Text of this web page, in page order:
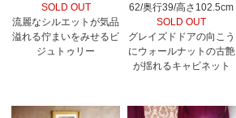
SOLD OUT
流麗なシルエットが気品
溢れる佇まいをみせるビ
ジュトゥリー
62/奥行39/高さ102.5cm
SOLD OUT
グレイズドドアの向こう
にウォールナットの古艶
が揺れるキャビネット